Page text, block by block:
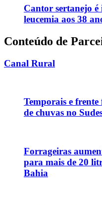
Cantor sertanejo é
leucemia aos 38
Conteúdo de
Canal Rural
Temporais e
de chuvas no
Forrageiras
para mais de 20
Bahia